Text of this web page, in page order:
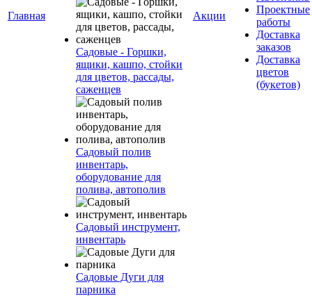
Главная
Садовые - Горшки,
ящики, кашпо, стойки
для цветов, рассады,
саженцев
Садовый полив
инвентарь,
оборудование для
полива, автополив
Садовый инструмент,
инвентарь
Садовые Дуги для
парника
Акции
Проектные
работы
Доставка
заказов
Доставка
цветов
(букетов)